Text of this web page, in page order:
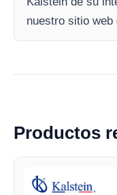
nuestro sitio
Productos